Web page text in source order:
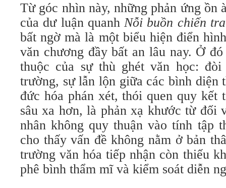
Từ góc nhìn này, những phản ứng ồn
của dư luận quanhNỗi buồn chiến
bất ngờ mà là một biểu hiện điển
văn chương đầy bất an lâu nay. Ở
thuộc của sự thù ghét văn học:
trường, sự lẫn lộn giữa các bình diện
đức hóa phán xét, thói quen quy kết
sâu xa hơn, là phản xạ khước từ đối
nhân không quy thuận vào tính tập
cho thấy vấn đề không nằm ở bản
trường văn hóa tiếp nhận còn thiếu
phê bình thẩm mĩ và kiểm soát diễn